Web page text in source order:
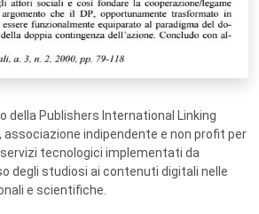
della Publishers International Linking
associazione indipendente e non profit per
tecnologici implementati da
degli studiosi ai contenuti digitali nelle
e scientifiche.